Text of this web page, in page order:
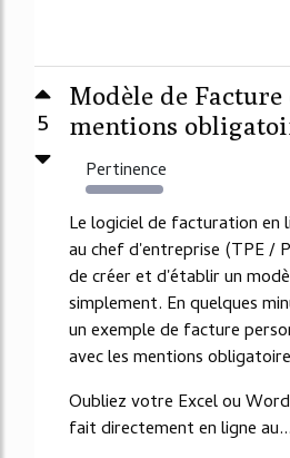
5
Modèle de
mentions
Pertinence
9027%
Le logiciel de facturation en
au chef d'entreprise (TPE /
de créer et d'établir un
simplement. En quelques
un exemple de facture
avec les mentions
Oubliez votre Excel ou
fait directement en ligne au...